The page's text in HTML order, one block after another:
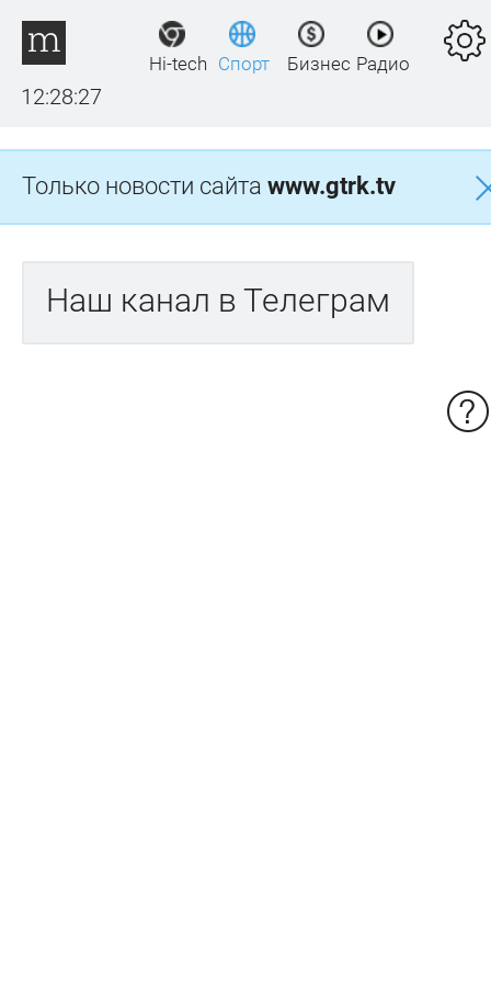
12:28:27
Hi-tech Спорт Бизнес Радио
Только новости сайта www.gtrk.tv
Наш канал в Телеграм